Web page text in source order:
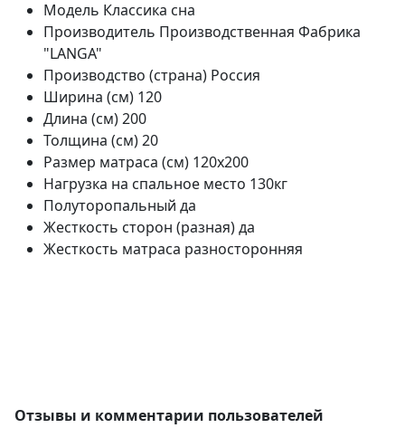
Модель Классика сна
Производитель Производственная Фабрика
"LANGA"
Производство (страна) Россия
Ширина (см) 120
Длина (см)200
Толщина (см)20
Размер матраса (см) 120х200
Нагрузка на спальное место 130кг
Полуторопальный да
Жесткость сторон (разная)да
Жесткость матраса разносторонняя
Отзывы и комментарии пользователей